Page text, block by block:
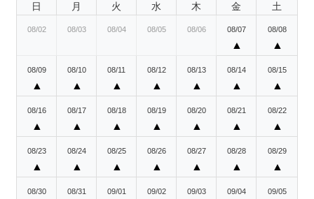
日 月 火 水 木 金 土
08/02 08/03 08/04 08/05 08/06 08/07
▲
08/08
▲
08/09
▲
08/10
▲
08/11
▲
08/12
▲
08/13
▲
08/14
▲
08/15
▲
08/16
▲
08/17
▲
08/18
▲
08/19
▲
08/20
▲
08/21
▲
08/22
▲
08/23
▲
08/24
▲
08/25
▲
08/26
▲
08/27
▲
08/28
▲
08/29
▲
08/30 08/31 09/01 09/02 09/03 09/04 09/05